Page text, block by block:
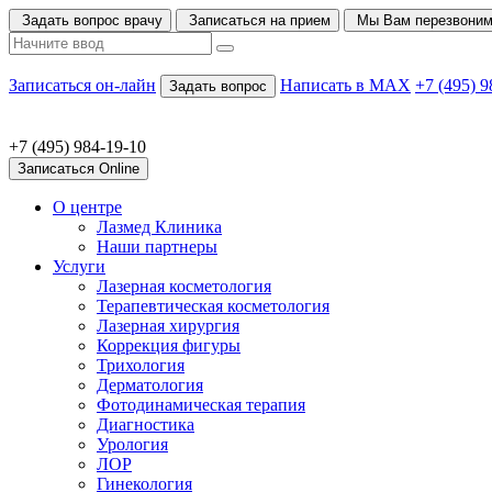
Задать вопрос врачу Записаться на прием Мы Вам перезвоним
Записаться он-лайн Задать вопрос Написать в MAX +7 (495)
+7 (495) 984-19-10
Записаться Online
О центре
Лазмед Клиника
Наши партнеры
Услуги
Лазерная косметология
Терапевтическая косметология
Лазерная хирургия
Коррекция фигуры
Трихология
Дерматология
Фотодинамическая терапия
Диагностика
Урология
ЛОР
Гинекология